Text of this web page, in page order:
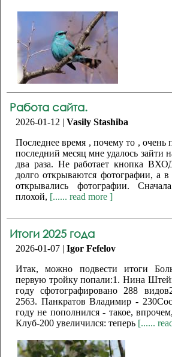
Работа сайта.
2026-01-12 | Vasily Stashiba
Последнее время , почему то , очень
последний месяц мне удалось зайти
два раза. Не работает кнопка
долго открываются фотографии, а
открывались фотографии.
плохой, [...... read more ]
Итоги 2025 года
2026-01-07 | Igor Fefelov
Итак, можно подвести итоги
первую тройку попали:1. Нина
году сфотографировано 288
2563. Панкратов Владимир -
году не пополнился - такое,
Клуб-200 увеличился: теперь [......